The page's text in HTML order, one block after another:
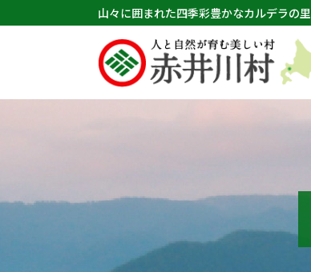
山々に囲まれた四季彩豊かなカルデラの里